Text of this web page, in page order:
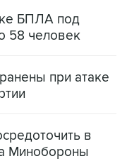
БПЛА под
58 человек
при атаке
в
Минобороны